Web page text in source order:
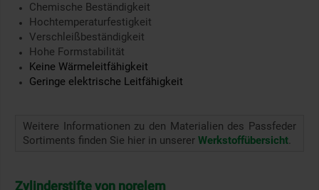
Chemische Beständigkeit
Hochtemperaturfestigkeit
Verschleißbeständigkeit
Hohe Formstabilität
Keine Wärmeleitfähigkeit
Geringe elektrische Leitfähigkeit
Weitere Informationen zu den Materialien des Passfeder
Sortiments finden Sie hier in unserer Werkstoffübersicht.
Zylinderstifte von norelem